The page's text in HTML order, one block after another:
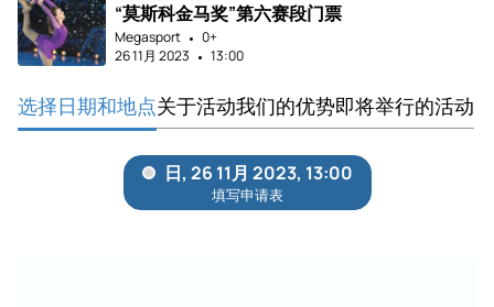
“莫斯科金马奖”第六赛段门票
Megasport
0+
26 11月 2023
13:00
选择日期和地点关于活动我们的优势即将举行的活动